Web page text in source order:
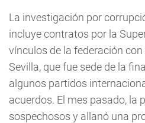
La investigación por
incluye contratos por la
vínculos de la federación
Sevilla, que fue sede de la
algunos partidos
acuerdos. El mes pasado, la
sospechosos y allanó una